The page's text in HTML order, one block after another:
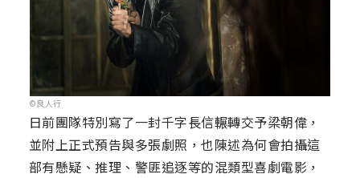
©良人行
日前團隊特別寫了一封千字長信輾轉交予梁朝偉，
並附上正式預告與多張劇照，也陳述為何會拍攝這
部有懸疑、推理、警匪追逐等的混類型喜劇電影，